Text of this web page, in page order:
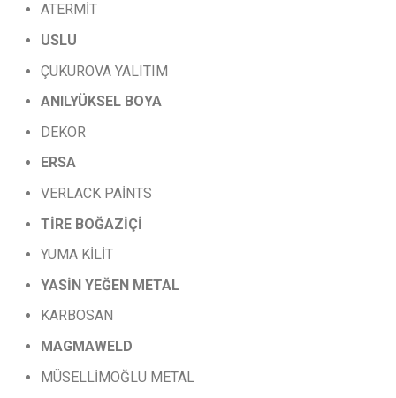
ATERMİT
USLU
ÇUKUROVA YALITIM
ANILYÜKSEL BOYA
DEKOR
ERSA
VERLACK PAİNTS
TİRE BOĞAZİÇİ
YUMA KİLİT
YASİN YEĞEN METAL
KARBOSAN
MAGMAWELD
MÜSELLİMOĞLU METAL